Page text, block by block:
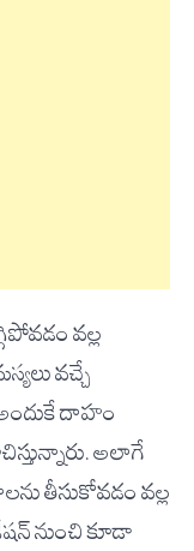
వల్ల
వచ్చే
అందుకే దాహం
అలాగే
తీసుకోవడం వల్ల
నుంచి కూడా